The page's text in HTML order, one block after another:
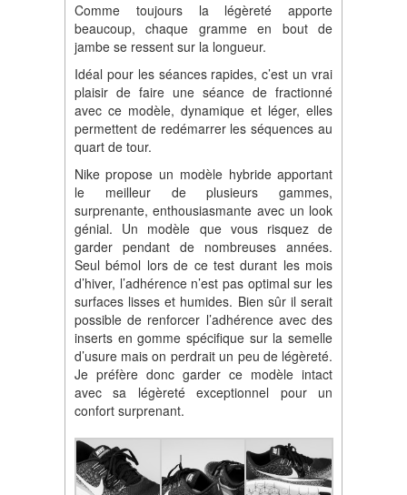
Comme toujours la légèreté apporte
beaucoup, chaque gramme en bout de
jambe se ressent sur la longueur.
Idéal pour les séances rapides, c’est un vrai
plaisir de faire une séance de fractionné
avec ce modèle, dynamique et léger, elles
permettent de redémarrer les séquences au
quart de tour.
Nike propose un modèle hybride apportant
le meilleur de plusieurs gammes,
surprenante, enthousiasmante avec un look
génial. Un modèle que vous risquez de
garder pendant de nombreuses années.
Seul bémol lors de ce test durant les mois
d’hiver, l’adhérence n’est pas optimal sur les
surfaces lisses et humides. Bien sûr il serait
possible de renforcer l’adhérence avec des
inserts en gomme spécifique sur la semelle
d’usure mais on perdrait un peu de légèreté.
Je préfère donc garder ce modèle intact
avec sa légèreté exceptionnel pour un
confort surprenant.